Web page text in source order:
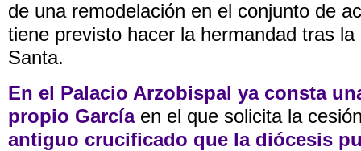
de una remodelación en el conjunto de
tiene previsto hacer la hermandad tras
Santa.
En el Palacio Arzobispal ya consta
propio Garcíaen el que solicita la
antiguo crucificado que la diócesis